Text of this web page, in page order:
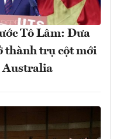
Tô Lâm: Đưa
thành trụ cột mới
Australia